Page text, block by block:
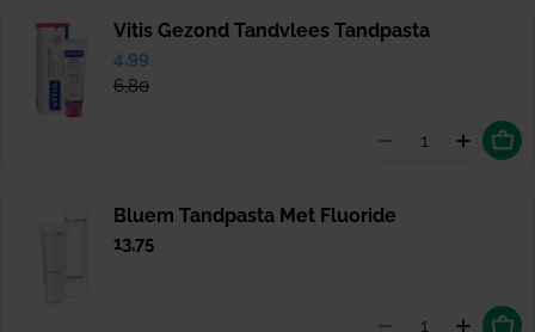
Vitis Gezond Tandvlees Tandpasta
Verkoopprijs
4,99
Normale
prijs
6,80
Aantal
Bluem Tandpasta Met Fluoride
Normale
13,75